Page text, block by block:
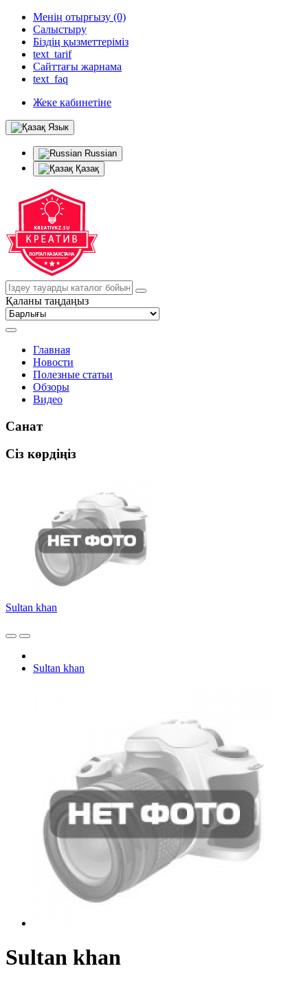
Менің отырғызу (0)
Салыстыру
Біздің қызметтеріміз
text_tarif
Сайттағы жарнама
text_faq
Жеке кабинетіне
Язык
Russian
Қазақ
Қаланы таңдаңыз
Главная
Новости
Полезные статьи
Обзоры
Видео
Санат
Сіз көрдіңіз
Sultan khan
Sultan khan
Sultan khan